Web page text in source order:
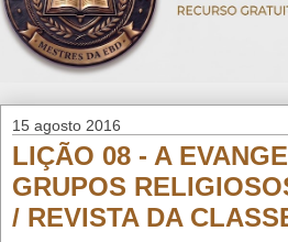
15 agosto 2016
LIÇÃO 08 - A
GRUPOS
/ REVISTA DA